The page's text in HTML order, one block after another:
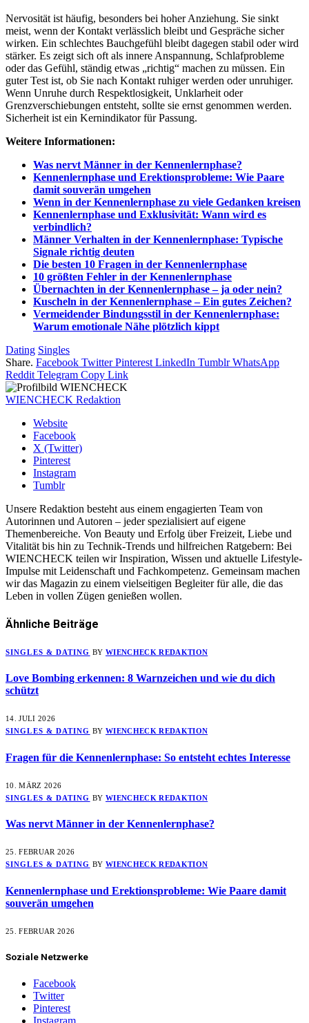
Nervosität ist häufig, besonders bei hoher Anziehung. Sie sinkt
meist, wenn der Kontakt verlässlich bleibt und Gespräche sicher
wirken. Ein schlechtes Bauchgefühl bleibt dagegen stabil oder wird
stärker. Es zeigt sich oft als innere Anspannung, Schlafprobleme
oder das Gefühl, ständig etwas „richtig“ machen zu müssen. Ein
guter Test ist, ob Sie nach Kontakt ruhiger werden oder unruhiger.
Wenn Unruhe durch Respektlosigkeit, Unklarheit oder
Grenzverschiebungen entsteht, sollte sie ernst genommen werden.
Sicherheit ist ein Kernindikator für Passung.
Weitere Informationen:
Was nervt Männer in der Kennenlernphase?
Kennenlernphase und Erektionsprobleme: Wie Paare
damit souverän umgehen
Wenn in der Kennenlernphase zu viele Gedanken kreisen
Kennenlernphase und Exklusivität: Wann wird es
verbindlich?
Männer Verhalten in der Kennenlernphase: Typische
Signale richtig deuten
Die besten 10 Fragen in der Kennenlernphase
10 größten Fehler in der Kennenlernphase
Übernachten in der Kennenlernphase – ja oder nein?
Kuscheln in der Kennenlernphase – Ein gutes Zeichen?
Vermeidender Bindungsstil in der Kennenlernphase:
Warum emotionale Nähe plötzlich kippt
Dating Singles
Share. Facebook Twitter Pinterest LinkedIn Tumblr WhatsApp
Reddit Telegram Copy Link
WIENCHECK Redaktion
Website
Facebook
X (Twitter)
Pinterest
Instagram
Tumblr
Unsere Redaktion besteht aus einem engagierten Team von
Autorinnen und Autoren – jeder spezialisiert auf eigene
Themenbereiche. Von Beauty und Erfolg über Freizeit, Liebe und
Vitalität bis hin zu Technik-Trends und hilfreichen Ratgebern: Bei
WIENCHECK teilen wir Inspiration, Wissen und aktuelle Lifestyle-
Impulse mit Leidenschaft und Fachkompetenz. Gemeinsam machen
wir das Magazin zu einem vielseitigen Begleiter für alle, die das
Leben in vollen Zügen genießen wollen.
Ähnliche Beiträge
SINGLES & DATING BY WIENCHECK REDAKTION
Love Bombing erkennen: 8 Warnzeichen und wie du dich
schützt
14. JULI 2026
SINGLES & DATING BY WIENCHECK REDAKTION
Fragen für die Kennenlernphase: So entsteht echtes Interesse
10. MÄRZ 2026
SINGLES & DATING BY WIENCHECK REDAKTION
Was nervt Männer in der Kennenlernphase?
25. FEBRUAR 2026
SINGLES & DATING BY WIENCHECK REDAKTION
Kennenlernphase und Erektionsprobleme: Wie Paare damit
souverän umgehen
25. FEBRUAR 2026
Soziale Netzwerke
Facebook
Twitter
Pinterest